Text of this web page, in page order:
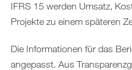
IFRS 15 werden Umsatz,
Projekte zu einem späteren
Die Informationen für das
angepasst. Aus